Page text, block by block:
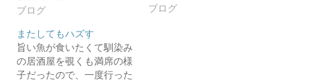
ブログ
ブログ
またしてもハズす
旨い魚が食いたくて馴染み
の居酒屋を覗くも満席の様
子だったので、一度行った